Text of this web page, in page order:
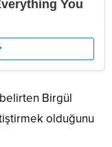
Birgül
olduğunu